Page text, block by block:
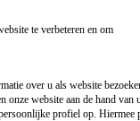
te verbeteren en om
over u als website
website aan de hand van
profiel op. Hiermee